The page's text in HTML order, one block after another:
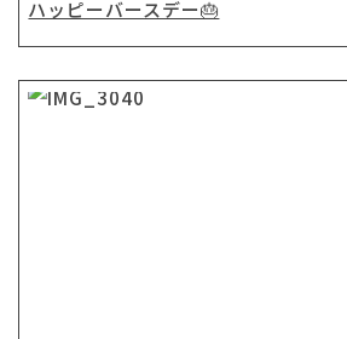
ハッピーバースデー🎂